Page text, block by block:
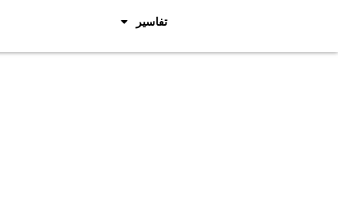
تفاسیر